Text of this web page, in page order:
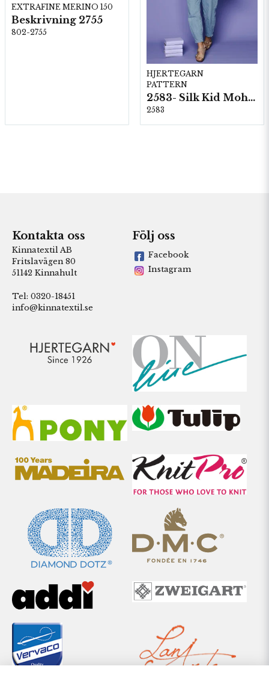
EXTRAFINE MERINO 150
Beskrivning 2755
802-2755
HJERTEGARN
PATTERN
2583- Silk Kid Mohair
2583
Kontakta oss
Kinnatextil AB
Fritslavägen 80
51142 Kinnahult
Tel: 0320-18451
info@kinnatextil.se
Följ oss
Facebook
Instagram